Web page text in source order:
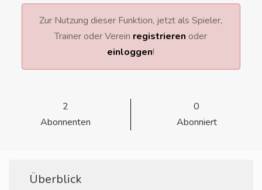
Zur Nutzung dieser Funktion, jetzt als Spieler,
Trainer oder Verein registrieren oder
einloggen!
2
Abonnenten
0
Abonniert
Überblick